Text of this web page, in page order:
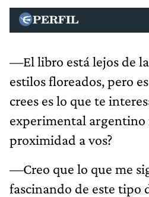
—El libro está lejos de
estilos floreados, pero
crees es lo que te
experimental argentino
proximidad a vos?
—Creo que lo que me
fascinando de este tipo